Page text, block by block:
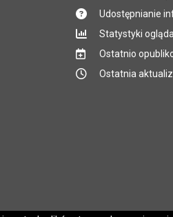
Udostępnianie
Statystyki
Ostatnio
Ostatnia